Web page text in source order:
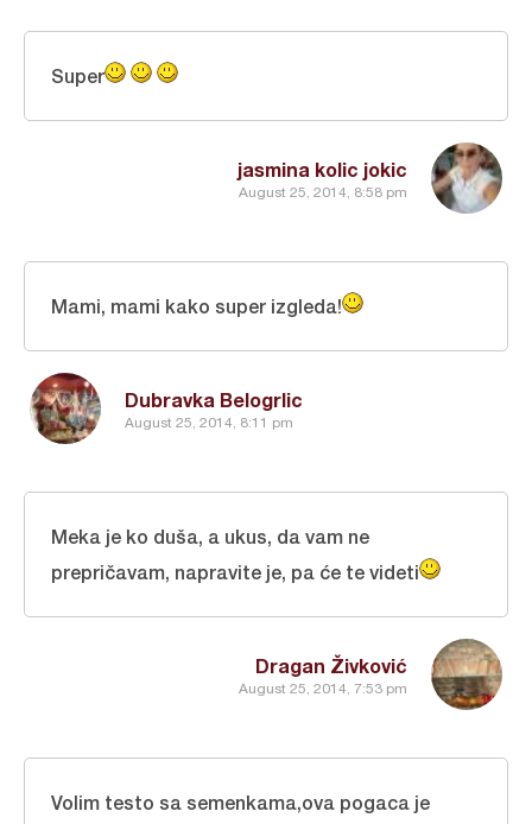
jasmina kolic jokic
August 25, 2014, 8:58 pm
Super
Dubravka Belogrlic
August 25, 2014, 8:11 pm
Mami, mami kako super izgleda!
Dragan Živković
August 25, 2014, 7:53 pm
Meka je ko duša, a ukus, da vam ne
prepričavam, napravite je, pa će te videti
Volim testo sa semenkama,ova pogaca je